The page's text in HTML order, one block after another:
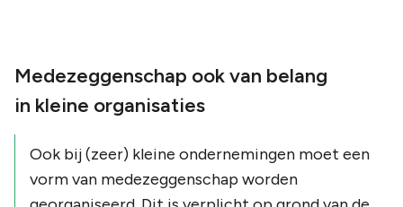
Medezeggenschap ook van belang
in kleine organisaties
Ook bij (zeer) kleine ondernemingen moet een
vorm van medezeggenschap worden